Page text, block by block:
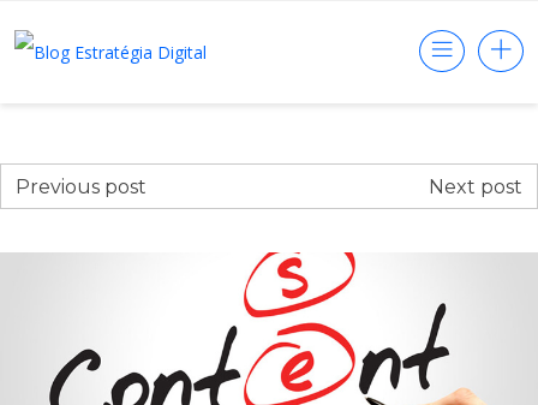
Previous post Next post